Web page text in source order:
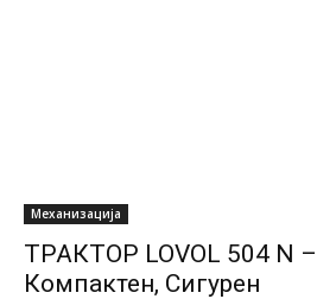
Механизација
ТРАКТОР LOVOL 504 N
Компактен, Сигурен